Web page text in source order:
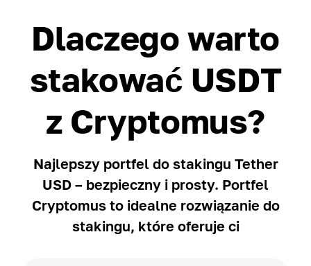
Dlaczego warto
stakować USDT
z Cryptomus?
Najlepszy portfel do stakingu Tether
USD – bezpieczny i prosty. Portfel
Cryptomus to idealne rozwiązanie do
stakingu, które oferuje ci